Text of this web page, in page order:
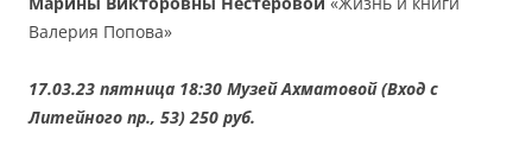
Валерия Попова»
17.03.23 пятница 18:30 Музей Ахматовой (Вход с
Литейного пр., 53) 250 руб.